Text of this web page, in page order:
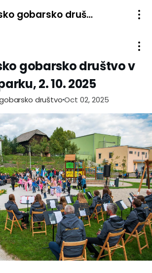
Belokranjsko gobarsko društvo v Semišem parku, 2. 10. 2025
gobarsko društvo v
2. 10. 2025
društvoOct 02, 2025